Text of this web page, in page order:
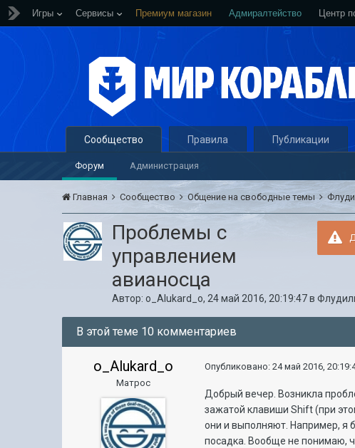
Игры Сервисы Премиум магазин Адмиралтейство Центр
Сообщество
Форум Администрация
Правила Публикации
Главная Сообщество Общение на свободные темы
Проблемы с
управлением
авианосца
Автор:o_Alukard_o, 24 май 2016, 20:19:47в
В этой теме 10 комментариев
o_Alukard_o
Матрос
Опубликовано:24 май 2016,
Добрый вечер. Возникла
зажатой клавиши Shift (при
они и выполняют. Например, я
посадка. Вообще не понимаю,